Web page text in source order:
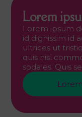
Lorem
Lorem ipsum
id dignissim id
ultrices ut
quis nisl
sodales. Quis